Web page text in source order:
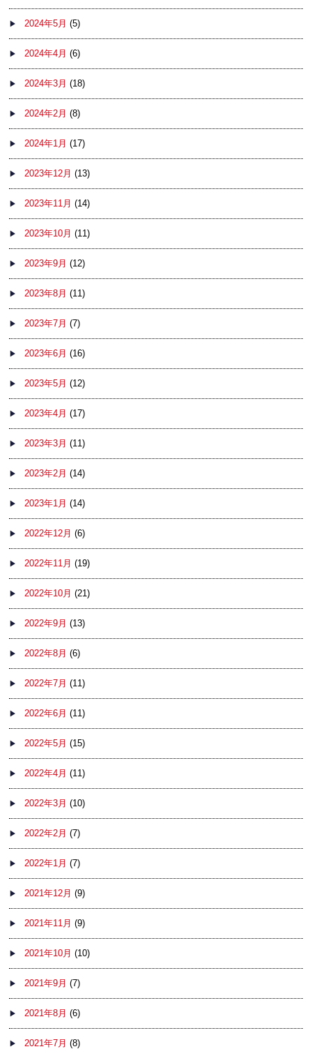
2024年5月 (5)
2024年4月 (6)
2024年3月 (18)
2024年2月 (8)
2024年1月 (17)
2023年12月 (13)
2023年11月 (14)
2023年10月 (11)
2023年9月 (12)
2023年8月 (11)
2023年7月 (7)
2023年6月 (16)
2023年5月 (12)
2023年4月 (17)
2023年3月 (11)
2023年2月 (14)
2023年1月 (14)
2022年12月 (6)
2022年11月 (19)
2022年10月 (21)
2022年9月 (13)
2022年8月 (6)
2022年7月 (11)
2022年6月 (11)
2022年5月 (15)
2022年4月 (11)
2022年3月 (10)
2022年2月 (7)
2022年1月 (7)
2021年12月 (9)
2021年11月 (9)
2021年10月 (10)
2021年9月 (7)
2021年8月 (6)
2021年7月 (8)